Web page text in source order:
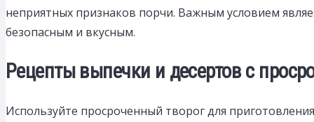
неприятных признаков порчи. Важным условием
безопасным и вкусным.
Рецепты выпечки и десертов с
Используйте просроченный творог для